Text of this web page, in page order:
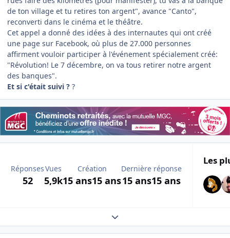
de ton village et tu retires ton argent", avance "Canto",
reconverti dans le cinéma et le théâtre.
Cet appel a donné des idées à des internautes qui ont créé
une page sur Facebook, où plus de 27.000 personnes
affirment vouloir participer à l'événement spécialement créé:
"Révolution! Le 7 décembre, on va tous retirer notre argent
des banques".
Et si c'était suivi ? ?
Réponses
52
Vues
5,9k
Création
15 ans15 ans
Dernière réponse
15 ans15 ans
Les
Expand topic overview